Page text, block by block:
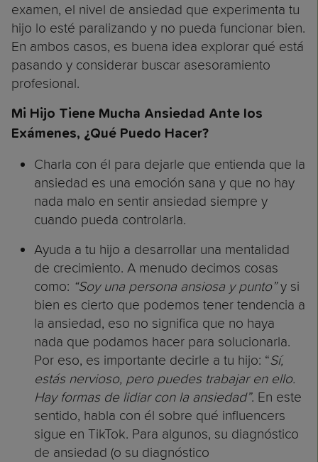
examen, el nivel de ansiedad que experimenta tu
hijo lo esté paralizando y no pueda funcionar bien.
En ambos casos, es buena idea explorar qué está
pasando y considerar buscar asesoramiento
profesional.
Mi Hijo Tiene Mucha Ansiedad Ante los
Exámenes, ¿Qué Puedo Hacer?
Charla con él para dejarle que entienda que la
ansiedad es una emoción sana y que no hay
nada malo en sentir ansiedad siempre y
cuando pueda controlarla.
Ayuda a tu hijo a desarrollar una mentalidad
de crecimiento. A menudo decimos cosas
como: “Soy una persona ansiosa y punto”y si
bien es cierto que podemos tener tendencia a
la ansiedad, eso no significa que no haya
nada que podamos hacer para solucionarla.
Por eso, es importante decirle a tu hijo: “Sí,
estás nervioso, pero puedes trabajar en ello.
Hay formas de lidiar con la ansiedad”. En este
sentido, habla con él sobre qué influencers
sigue en TikTok. Para algunos, su diagnóstico
de ansiedad (o su diagnóstico